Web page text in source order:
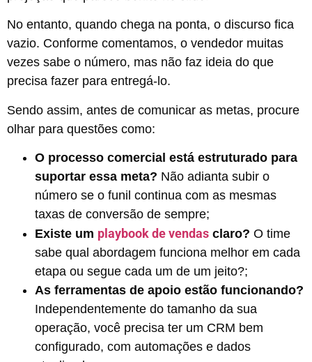
No entanto, quando chega na ponta, o discurso fica
vazio. Conforme comentamos, o vendedor muitas
vezes sabe o número, mas não faz ideia do que
precisa fazer para entregá-lo.
Sendo assim, antes de comunicar as metas, procure
olhar para questões como:
O processo comercial está estruturado para
suportar essa meta? Não adianta subir o
número se o funil continua com as mesmas
taxas de conversão de sempre;
Existe um playbook de vendas claro? O time
sabe qual abordagem funciona melhor em cada
etapa ou segue cada um de um jeito?;
As ferramentas de apoio estão funcionando?
Independentemente do tamanho da sua
operação, você precisa ter um CRM bem
configurado, com automações e dados